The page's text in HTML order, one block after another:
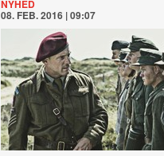
NYHED
08. FEB. 2016 | 09:07